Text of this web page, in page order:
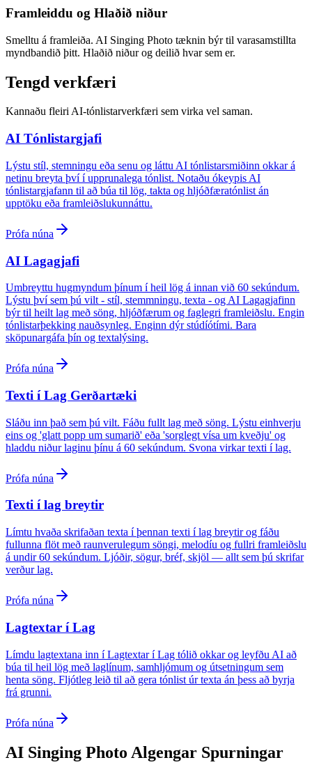
Framleiddu og Hlaðið niður
Smelltu á framleiða. AI Singing Photo tæknin býr til varasamstillta
myndbandið þitt. Hlaðið niður og deilið hvar sem er.
Tengd verkfæri
Kannaðu fleiri AI-tónlistarverkfæri sem virka vel saman.
AI Tónlistargjafi
Lýstu stíl, stemningu eða senu og láttu AI tónlistarsmiðinn okkar á
netinu breyta því í upprunalega tónlist. Notaðu ókeypis AI
tónlistargjafann til að búa til lög, takta og hljóðfæratónlist án
upptöku eða framleiðslukunnáttu.
Prófa núna
AI Lagagjafi
Umbreyttu hugmyndum þínum í heil lög á innan við 60 sekúndum.
Lýstu því sem þú vilt - stíl, stemmningu, texta - og AI Lagagjafinn
býr til heilt lag með söng, hljóðfærum og faglegri framleiðslu. Engin
tónlistarþekking nauðsynleg. Enginn dýr stúdíótími. Bara
sköpunargáfa þín og textalýsing.
Prófa núna
Texti í Lag Gerðartæki
Sláðu inn það sem þú vilt. Fáðu fullt lag með söng. Lýstu einhverju
eins og 'glatt popp um sumarið' eða 'sorglegt vísa um kveðju' og
hladdu niður laginu þínu á 60 sekúndum. Svona virkar texti í lag.
Prófa núna
Texti í lag breytir
Límtu hvaða skrifaðan texta í þennan texti í lag breytir og fáðu
fullunna flöt með raunverulegum söngi, melodíu og fullri framleiðslu
á undir 60 sekúndum. Ljóðir, sögur, bréf, skjöl — allt sem þú skrifar
verður lag.
Prófa núna
Lagtextar í Lag
Límdu lagtextana inn í Lagtextar í Lag tólið okkar og leyfðu AI að
búa til heil lög með laglínum, samhljómum og útsetningum sem
henta söng. Fljótleg leið til að gera tónlist úr texta án þess að byrja
frá grunni.
Prófa núna
AI Singing Photo Algengar Spurningar